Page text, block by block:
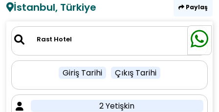
İstanbul, Türkiye
Paylaş
Giriş Tarihi Çıkış Tarihi
2 Yetişkin